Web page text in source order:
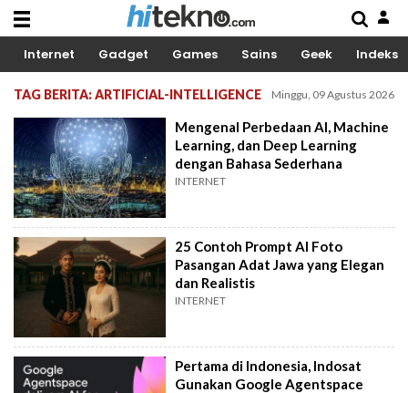
Internet Gadget Games Sains Geek Indeks
TAG BERITA: ARTIFICIAL-INTELLIGENCE Minggu, 09 Agustus 2026
Mengenal Perbedaan AI, Machine
Learning, dan Deep Learning
dengan Bahasa Sederhana
INTERNET
25 Contoh Prompt AI Foto
Pasangan Adat Jawa yang Elegan
dan Realistis
INTERNET
Pertama di Indonesia, Indosat
Gunakan Google Agentspace